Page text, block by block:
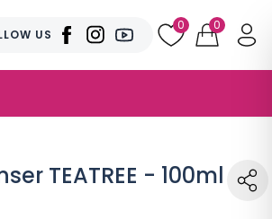
US
0 0
TEATREE - 100ml